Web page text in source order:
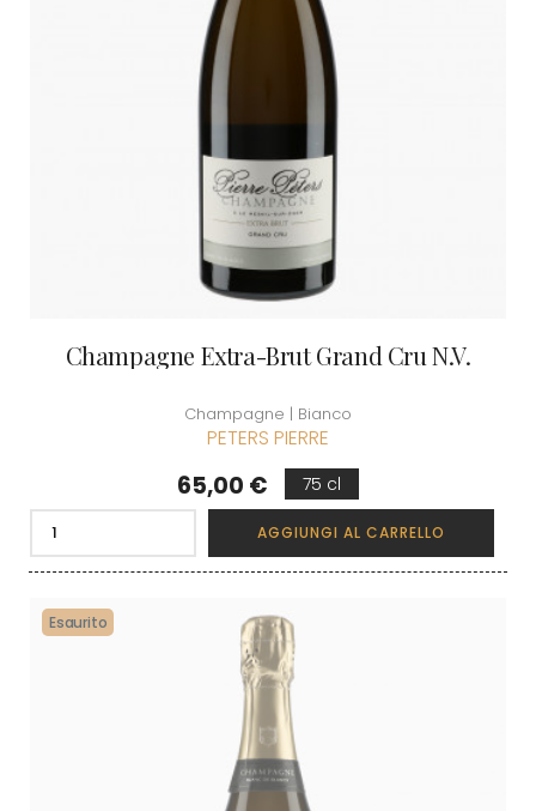
Champagne Extra-Brut Grand Cru N.V.
Champagne | Bianco
PETERS PIERRE
Prezzo
65,00 € 75 cl
AGGIUNGI AL CARRELLO
Esaurito